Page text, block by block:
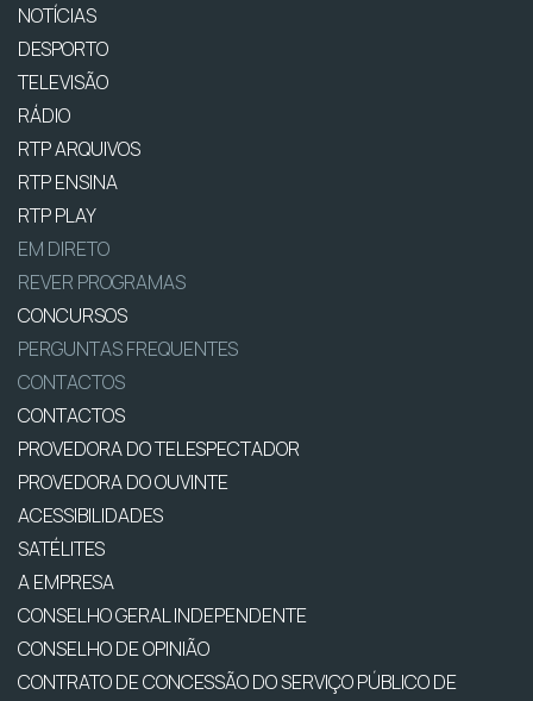
NOTÍCIAS
DESPORTO
TELEVISÃO
RÁDIO
RTP ARQUIVOS
RTP ENSINA
RTP PLAY
EM DIRETO
REVER PROGRAMAS
CONCURSOS
PERGUNTAS FREQUENTES
CONTACTOS
CONTACTOS
PROVEDORA DO TELESPECTADOR
PROVEDORA DO OUVINTE
ACESSIBILIDADES
SATÉLITES
A EMPRESA
CONSELHO GERAL INDEPENDENTE
CONSELHO DE OPINIÃO
CONTRATO DE CONCESSÃO DO SERVIÇO PÚBLICO DE